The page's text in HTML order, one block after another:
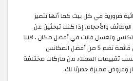
ضرورية في كل بيت كما أنها تتميز
والأحجام. إذا كنت تبحثين عن
وتغسل فانت في أفضل مكان ، لاننا
جهزنا لك في هذا المقال قائمة تضم 5 من أفضل المكانس
لسنة 2026 حسب تقييمات العملاء من ماركات مختلفة
وعروض مميزة حصريًا لك.